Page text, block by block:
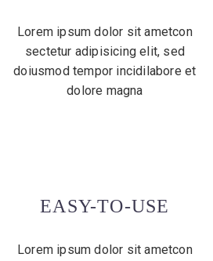
Lorem ipsum dolor sit ametcon
sectetur adipisicing elit, sed
doiusmod tempor incidilabore et
dolore magna
EASY-TO-USE
Lorem ipsum dolor sit ametcon